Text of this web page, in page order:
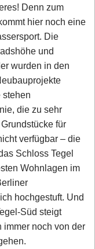
Denn zum
hier noch eine
Die
und
wurden in den
die zu sehr
für
verfügbar – die
Schloss Tegel
Wohnlagen im
hochgestuft. Und
Süd steigt
noch von der